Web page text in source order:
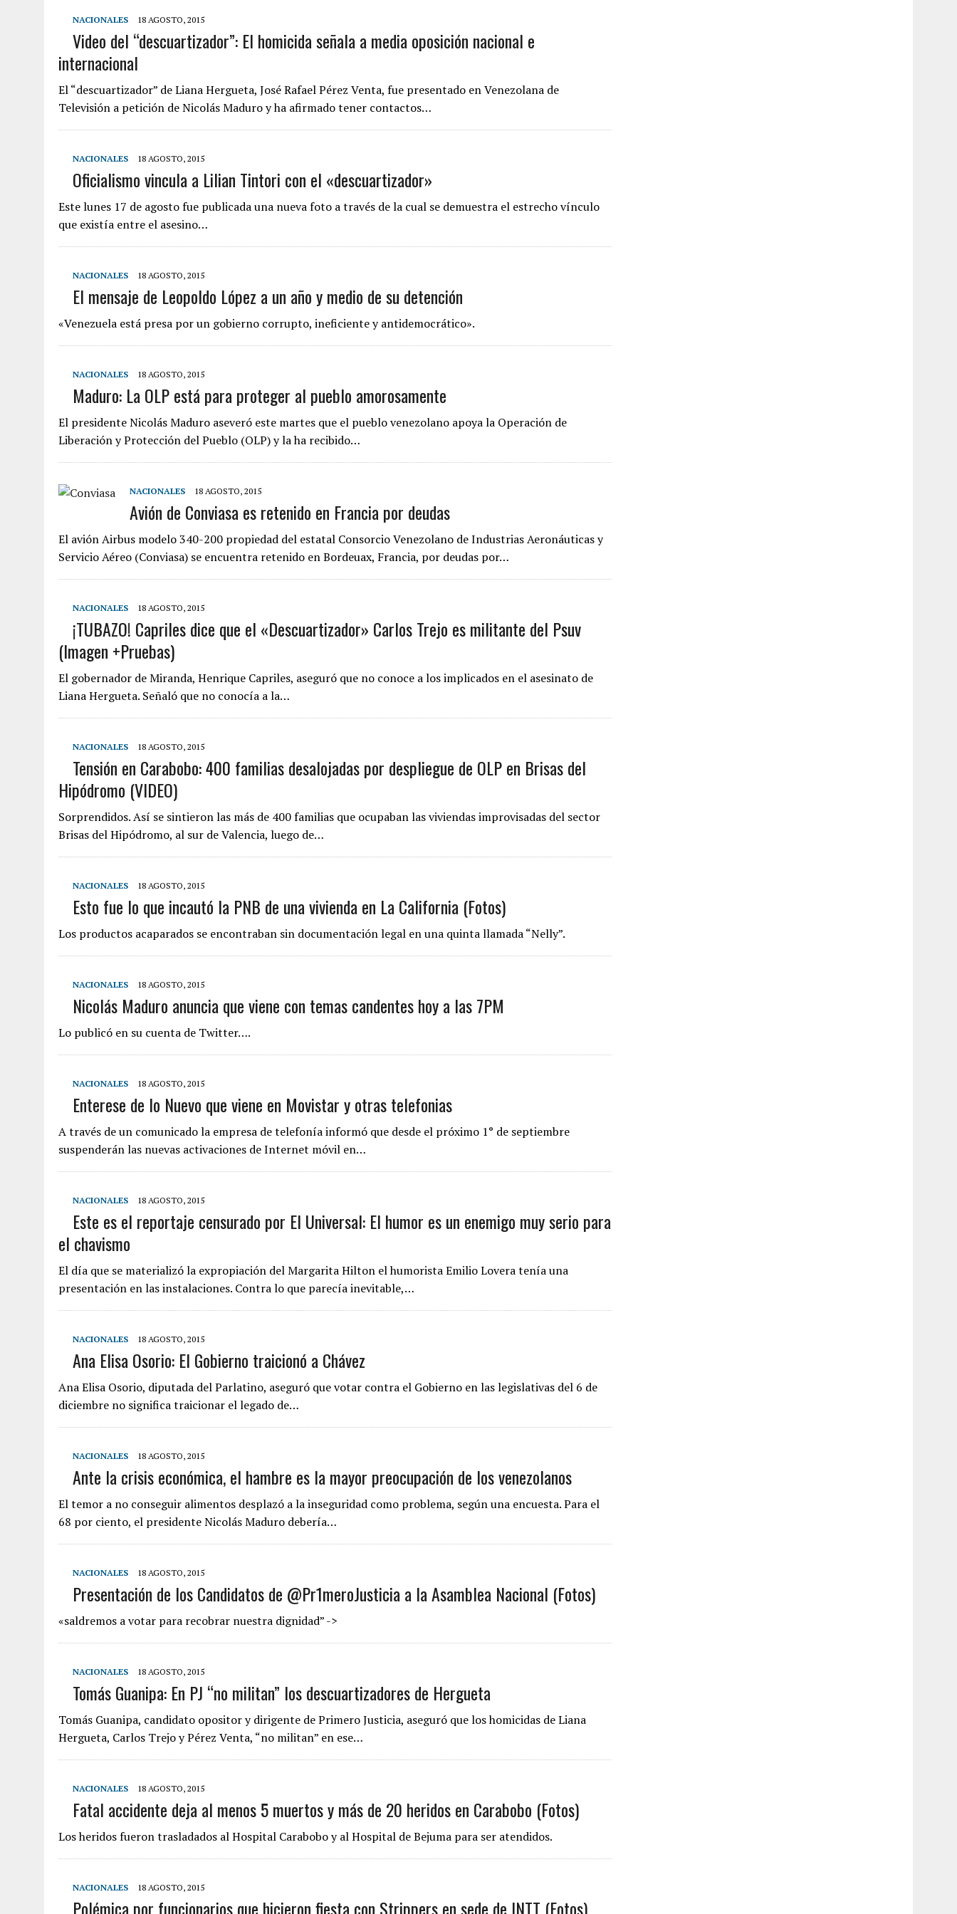
NACIONALES 18 AGOSTO, 2015
Video del “descuartizador”: El homicida señala a media oposición nacional e
internacional
El “descuartizador” de Liana Hergueta, José Rafael Pérez Venta, fue presentado en Venezolana de
Televisión a petición de Nicolás Maduro y ha afirmado tener contactos…
NACIONALES 18 AGOSTO, 2015
Oficialismo vincula a Lilian Tintori con el «descuartizador»
Este lunes 17 de agosto fue publicada una nueva foto a través de la cual se demuestra el estrecho vínculo
que existía entre el asesino…
NACIONALES 18 AGOSTO, 2015
El mensaje de Leopoldo López a un año y medio de su detención
«Venezuela está presa por un gobierno corrupto, ineficiente y antidemocrático».
NACIONALES 18 AGOSTO, 2015
Maduro: La OLP está para proteger al pueblo amorosamente
El presidente Nicolás Maduro aseveró este martes que el pueblo venezolano apoya la Operación de
Liberación y Protección del Pueblo (OLP) y la ha recibido…
NACIONALES 18 AGOSTO, 2015
Avión de Conviasa es retenido en Francia por deudas
El avión Airbus modelo 340-200 propiedad del estatal Consorcio Venezolano de Industrias Aeronáuticas y
Servicio Aéreo (Conviasa) se encuentra retenido en Bordeuax, Francia, por deudas por…
NACIONALES 18 AGOSTO, 2015
¡TUBAZO! Capriles dice que el «Descuartizador» Carlos Trejo es militante del Psuv
(Imagen +Pruebas)
El gobernador de Miranda, Henrique Capriles, aseguró que no conoce a los implicados en el asesinato de
Liana Hergueta. Señaló que no conocía a la…
NACIONALES 18 AGOSTO, 2015
Tensión en Carabobo: 400 familias desalojadas por despliegue de OLP en Brisas del
Hipódromo (VIDEO)
Sorprendidos. Así se sintieron las más de 400 familias que ocupaban las viviendas improvisadas del sector
Brisas del Hipódromo, al sur de Valencia, luego de…
NACIONALES 18 AGOSTO, 2015
Esto fue lo que incautó la PNB de una vivienda en La California (Fotos)
Los productos acaparados se encontraban sin documentación legal en una quinta llamada “Nelly”.
NACIONALES 18 AGOSTO, 2015
Nicolás Maduro anuncia que viene con temas candentes hoy a las 7PM
Lo publicó en su cuenta de Twitter….
NACIONALES 18 AGOSTO, 2015
Enterese de lo Nuevo que viene en Movistar y otras telefonias
A través de un comunicado la empresa de telefonía informó que desde el próximo 1° de septiembre
suspenderán las nuevas activaciones de Internet móvil en…
NACIONALES 18 AGOSTO, 2015
Este es el reportaje censurado por El Universal: El humor es un enemigo muy serio para
el chavismo
El día que se materializó la expropiación del Margarita Hilton el humorista Emilio Lovera tenía una
presentación en las instalaciones. Contra lo que parecía inevitable,…
NACIONALES 18 AGOSTO, 2015
Ana Elisa Osorio: El Gobierno traicionó a Chávez
Ana Elisa Osorio, diputada del Parlatino, aseguró que votar contra el Gobierno en las legislativas del 6 de
diciembre no significa traicionar el legado de…
NACIONALES 18 AGOSTO, 2015
Ante la crisis económica, el hambre es la mayor preocupación de los venezolanos
El temor a no conseguir alimentos desplazó a la inseguridad como problema, según una encuesta. Para el
68 por ciento, el presidente Nicolás Maduro debería…
NACIONALES 18 AGOSTO, 2015
Presentación de los Candidatos de @Pr1meroJusticia a la Asamblea Nacional (Fotos)
«saldremos a votar para recobrar nuestra dignidad” ->
NACIONALES 18 AGOSTO, 2015
Tomás Guanipa: En PJ “no militan” los descuartizadores de Hergueta
Tomás Guanipa, candidato opositor y dirigente de Primero Justicia, aseguró que los homicidas de Liana
Hergueta, Carlos Trejo y Pérez Venta, “no militan” en ese…
NACIONALES 18 AGOSTO, 2015
Fatal accidente deja al menos 5 muertos y más de 20 heridos en Carabobo (Fotos)
Los heridos fueron trasladados al Hospital Carabobo y al Hospital de Bejuma para ser atendidos.
NACIONALES 18 AGOSTO, 2015
Polémica por funcionarios que hicieron fiesta con Strippers en sede de INTT (Fotos)